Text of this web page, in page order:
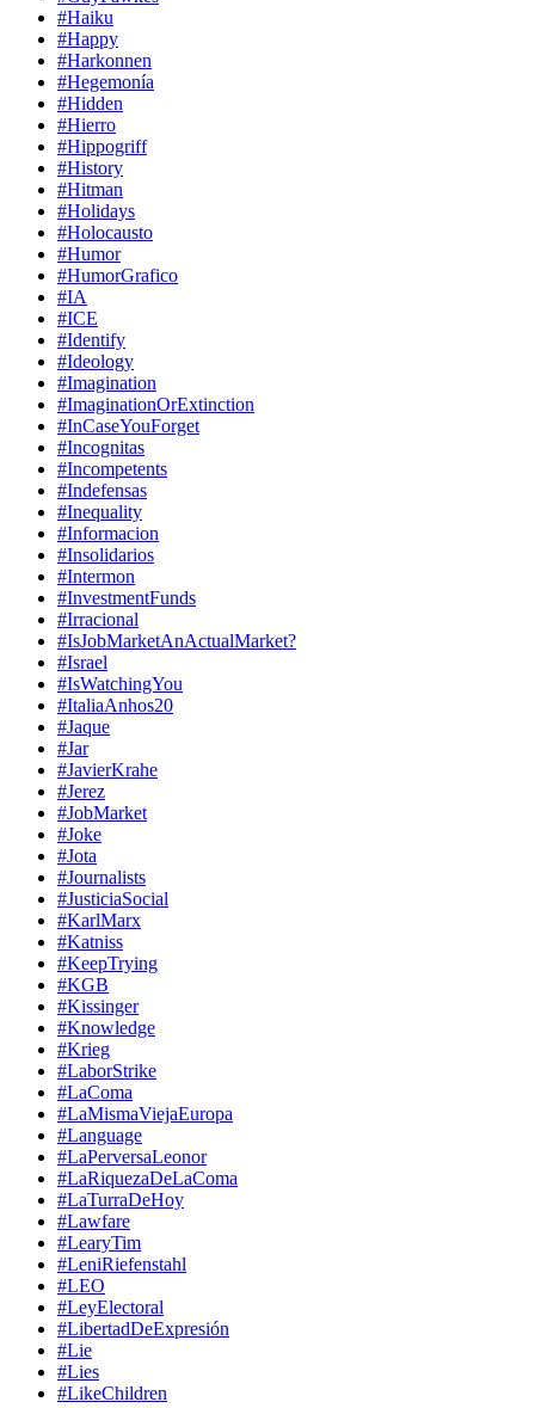
#Haiku
#Happy
#Harkonnen
#Hegemonía
#Hidden
#Hierro
#Hippogriff
#History
#Hitman
#Holidays
#Holocausto
#Humor
#HumorGrafico
#IA
#ICE
#Identify
#Ideology
#Imagination
#ImaginationOrExtinction
#InCaseYouForget
#Incognitas
#Incompetents
#Indefensas
#Inequality
#Informacion
#Insolidarios
#Intermon
#InvestmentFunds
#Irracional
#IsJobMarketAnActualMarket?
#Israel
#IsWatchingYou
#ItaliaAnhos20
#Jaque
#Jar
#JavierKrahe
#Jerez
#JobMarket
#Joke
#Jota
#Journalists
#JusticiaSocial
#KarlMarx
#Katniss
#KeepTrying
#KGB
#Kissinger
#Knowledge
#Krieg
#LaborStrike
#LaComa
#LaMismaViejaEuropa
#Language
#LaPerversaLeonor
#LaRiquezaDeLaComa
#LaTurraDeHoy
#Lawfare
#LearyTim
#LeniRiefenstahl
#LEO
#LeyElectoral
#LibertadDeExpresión
#Lie
#Lies
#LikeChildren